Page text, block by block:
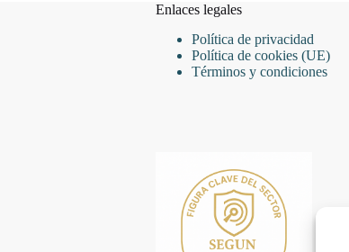
Enlaces legales
Política de privacidad
Política de cookies (UE)
Términos y condiciones